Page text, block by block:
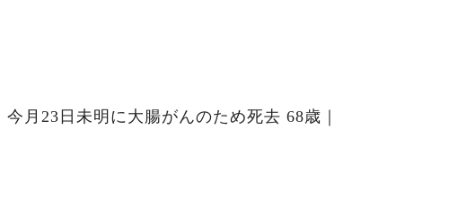
月23日未明に大腸がんのため死去 68歳｜